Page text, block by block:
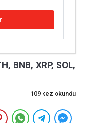
BNB, XRP, SOL,
109 kez okundu